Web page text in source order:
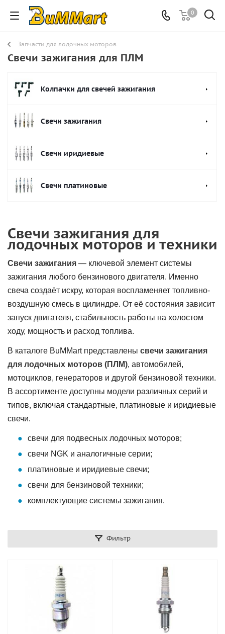
0
Запчасти для лодочных моторов
Свечи зажигания для ПЛМ
Колпачки для свечей зажигания
Свечи зажигания
Свечи иридиевые
Свечи платиновые
Свечи зажигания для
лодочных моторов и техники
Свечи зажигания — ключевой элемент системы
зажигания любого бензинового двигателя. Именно
свеча создаёт искру, которая воспламеняет топливно-
воздушную смесь в цилиндре. От её состояния зависит
запуск двигателя, стабильность работы на холостом
ходу, мощность и расход топлива.
В каталоге BuMMart представлены свечи зажигания
для лодочных моторов (ПЛМ), автомобилей,
мотоциклов, генераторов и другой бензиновой техники.
В ассортименте доступны модели различных серий и
типов, включая стандартные, платиновые и иридиевые
свечи.
свечи для подвесных лодочных моторов;
свечи NGK и аналогичные серии;
платиновые и иридиевые свечи;
свечи для бензиновой техники;
комплектующие системы зажигания.
Фильтр